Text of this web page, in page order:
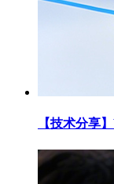
【技术分享